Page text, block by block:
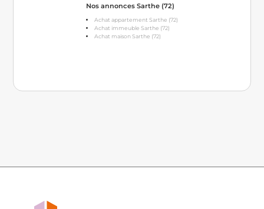
Nos annonces Sarthe (72)
Achat appartement Sarthe (72)
Achat immeuble Sarthe (72)
Achat maison Sarthe (72)